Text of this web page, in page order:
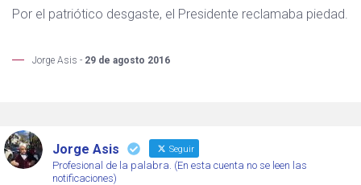
Por el patriótico desgaste, el Presidente reclamaba piedad.
Jorge Asis - 29 de agosto 2016
Jorge Asis Seguir
Profesional de la palabra. (En esta cuenta no se leen las
notificaciones)